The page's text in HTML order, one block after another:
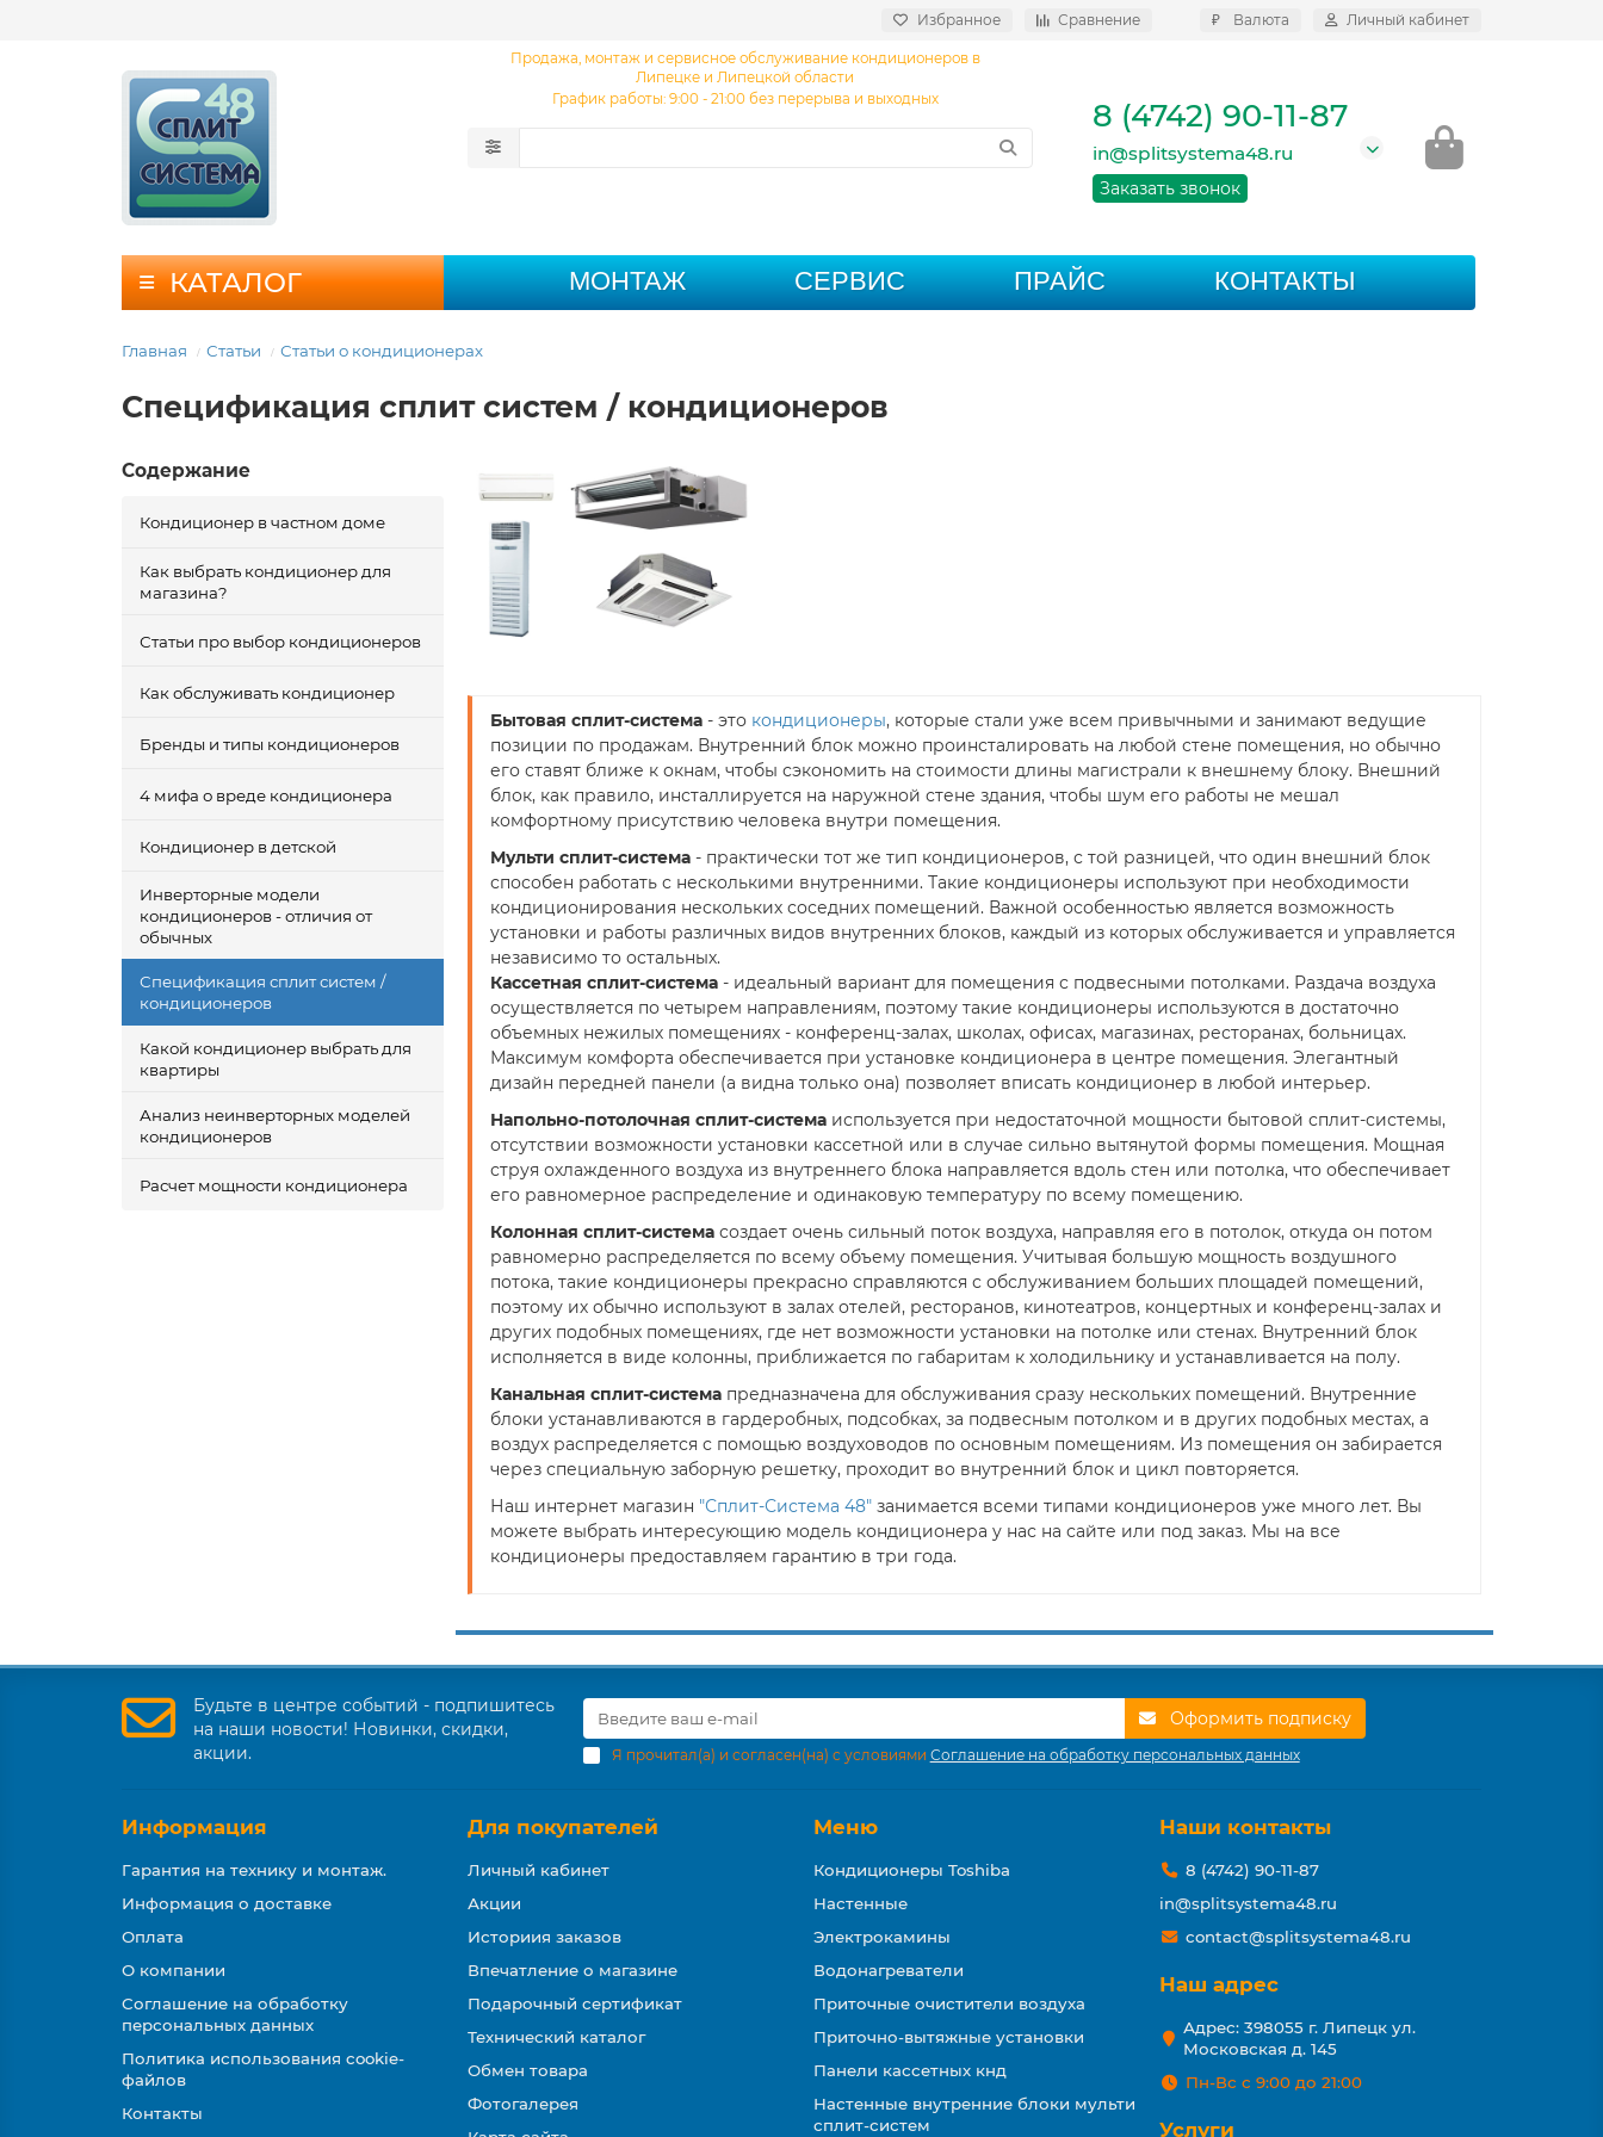
Избранное Сравнение ₽ Валюта Личный кабинет
Продажа, монтаж и сервисное обслуживание кондиционеров в
Липецке и Липецкой области
График работы: 9:00 - 21:00 без перерыва и выходных
8 (4742) 90-11-87
in@splitsystema48.ru
Заказать звонок
КАТАЛОГ МОНТАЖ СЕРВИС ПРАЙС КОНТАКТЫ
Главная Статьи Статьи о кондиционерах
Спецификация сплит систем / кондиционеров
Содержание
Кондиционер в частном доме
Как выбрать кондиционер для
магазина?
Статьи про выбор кондиционеров
Как обслуживать кондиционер
Бренды и типы кондиционеров
4 мифа о вреде кондиционера
Кондиционер в детской
Инверторные модели
кондиционеров - отличия от
обычных
Спецификация сплит систем /
кондиционеров
Какой кондиционер выбрать для
квартиры
Анализ неинверторных моделей
кондиционеров
Расчет мощности кондиционера
Бытовая сплит-система - это кондиционеры, которые стали уже всем привычными и занимают ведущие
позиции по продажам. Внутренний блок можно проинсталировать на любой стене помещения, но обычно
его ставят ближе к окнам, чтобы сэкономить на стоимости длины магистрали к внешнему блоку. Внешний
блок, как правило, инсталлируется на наружной стене здания, чтобы шум его работы не мешал
комфортному присутствию человека внутри помещения.
Мульти сплит-система - практически тот же тип кондиционеров, с той разницей, что один внешний блок
способен работать с несколькими внутренними. Такие кондиционеры используют при необходимости
кондиционирования нескольких соседних помещений. Важной особенностью является возможность
установки и работы различных видов внутренних блоков, каждый из которых обслуживается и управляется
независимо то остальных.
Кассетная сплит-система - идеальный вариант для помещения с подвесными потолками. Раздача воздуха
осуществляется по четырем направлениям, поэтому такие кондиционеры используются в достаточно
объемных нежилых помещениях - конференц-залах, школах, офисах, магазинах, ресторанах, больницах.
Максимум комфорта обеспечивается при установке кондиционера в центре помещения. Элегантный
дизайн передней панели (а видна только она) позволяет вписать кондиционер в любой интерьер.
Напольно-потолочная сплит-система используется при недостаточной мощности бытовой сплит-системы,
отсутствии возможности установки кассетной или в случае сильно вытянутой формы помещения. Мощная
струя охлажденного воздуха из внутреннего блока направляется вдоль стен или потолка, что обеспечивает
его равномерное распределение и одинаковую температуру по всему помещению.
Колонная сплит-система создает очень сильный поток воздуха, направляя его в потолок, откуда он потом
равномерно распределяется по всему объему помещения. Учитывая большую мощность воздушного
потока, такие кондиционеры прекрасно справляются с обслуживанием больших площадей помещений,
поэтому их обычно используют в залах отелей, ресторанов, кинотеатров, концертных и конференц-залах и
других подобных помещениях, где нет возможности установки на потолке или стенах. Внутренний блок
исполняется в виде колонны, приближается по габаритам к холодильнику и устанавливается на полу.
Канальная сплит-система предназначена для обслуживания сразу нескольких помещений. Внутренние
блоки устанавливаются в гардеробных, подсобках, за подвесным потолком и в других подобных местах, а
воздух распределяется с помощью воздуховодов по основным помещениям. Из помещения он забирается
через специальную заборную решетку, проходит во внутренний блок и цикл повторяется.
Наш интернет магазин "Сплит-Система 48" занимается всеми типами кондиционеров уже много лет. Вы
можете выбрать интересующию модель кондиционера у нас на сайте или под заказ. Мы на все
кондиционеры предоставляем гарантию в три года.
Будьте в центре событий - подпишитесь
на наши новости! Новинки, скидки,
акции.
Оформить подписку
Я прочитал(а) и согласен(на) с условиями Соглашение на обработку персональных данных
Информация
Гарантия на технику и монтаж.
Информация о доставке
Оплата
О компании
Соглашение на обработку
персональных данных
Политика использования cookie-
файлов
Контакты
Для покупателей
Личный кабинет
Акции
Историия заказов
Впечатление о магазине
Подарочный сертификат
Технический каталог
Обмен товара
Фотогалерея
Меню
Кондиционеры Toshiba
Настенные
Электрокамины
Водонагреватели
Приточные очистители воздуха
Приточно-вытяжные установки
Панели кассетных кнд
Настенные внутренние блоки мульти
сплит-систем
Наши контакты
8 (4742) 90-11-87
in@splitsystema48.ru
contact@splitsystema48.ru
Наш адрес
Адрес: 398055 г. Липецк ул.
Московская д. 145
Пн-Вс с 9:00 до 21:00
Услуги